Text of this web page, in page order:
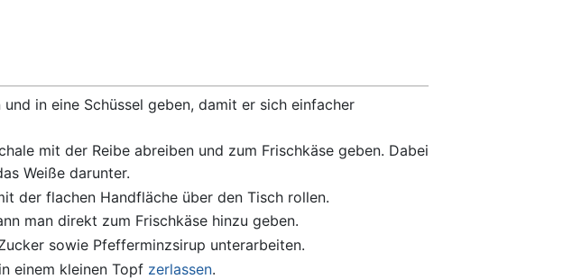
in eine Schüssel geben, damit er sich einfacher
mit der Reibe abreiben und zum Frischkäse geben. Dabei
Weiße darunter.
der flachen Handfläche über den Tisch rollen.
man direkt zum Frischkäse hinzu geben.
sowie Pfefferminzsirup unterarbeiten.
einem kleinen Topf zerlassen.